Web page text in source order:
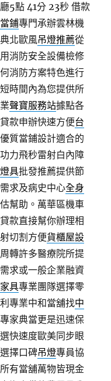
5點 41分 23秒借款
鋪專門承辦雲林機
北歐風吊燈推薦從
消防安全設備檢修
消防方案特色進行
時間內為您提供所
聲寶服務站據點各
款申辦快速方便台
質當鋪設計適合的
力飛秒雷射白內障
燈具批發推薦提供節
求及病史中心全身
幫助。萬華區機車
貸款直接幫你辦理相
切割方便貨櫃屋設
轉許多醫療院所提
求或一般企業融資
具專業團隊選擇零
專業中和當舖找中
家典當更是迅速保
快速度歐美同步眼
擇口碑吊燈專員協
有當舖萬物皆現金